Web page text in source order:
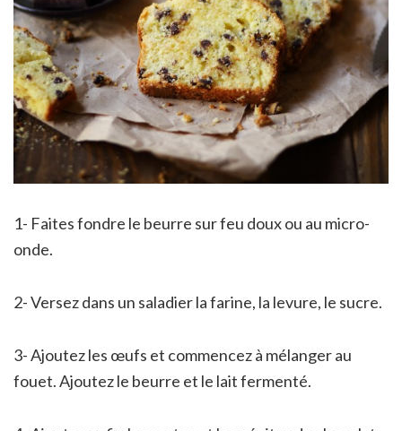
1- Faites fondre le beurre sur feu doux ou au micro-
onde.
2- Versez dans un saladier la farine, la levure, le sucre.
3- Ajoutez les œufs et commencez à mélanger au
fouet. Ajoutez le beurre et le lait fermenté.